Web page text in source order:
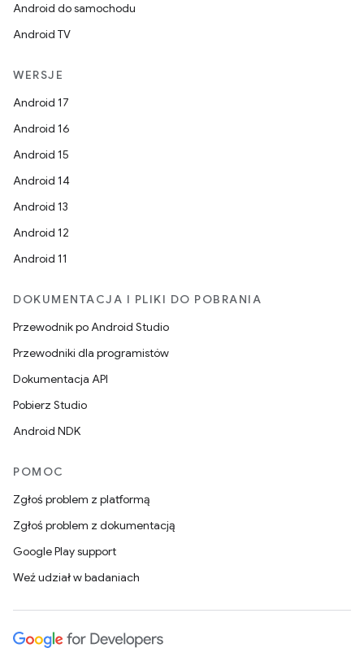
Android do samochodu
Android TV
WERSJE
Android 17
Android 16
Android 15
Android 14
Android 13
Android 12
Android 11
DOKUMENTACJA I PLIKI DO POBRANIA
Przewodnik po Android Studio
Przewodniki dla programistów
Dokumentacja API
Pobierz Studio
Android NDK
POMOC
Zgłoś problem z platformą
Zgłoś problem z dokumentacją
Google Play support
Weź udział w badaniach